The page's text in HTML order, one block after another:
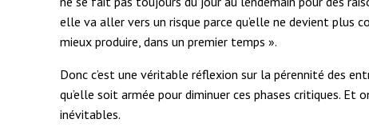
elle va aller vers un risque parce qu’elle ne devient plus
mieux produire, dans un premier temps ».
Donc c’est une véritable réflexion sur la pérennité des
qu’elle soit armée pour diminuer ces phases critiques.
inévitables.